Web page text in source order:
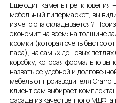
Еще один камень преткновения
мебельный гипермаркет, вы
из чего она складывается?
экономит на всем: на толщине
кромки (которая очень быстро
пара), на самых дешевых петлях
коробку, которая формально
назвать ее удобной и
мебель от производителя Grand
клиент сам выбирает
фасады из качественного МДФ, а